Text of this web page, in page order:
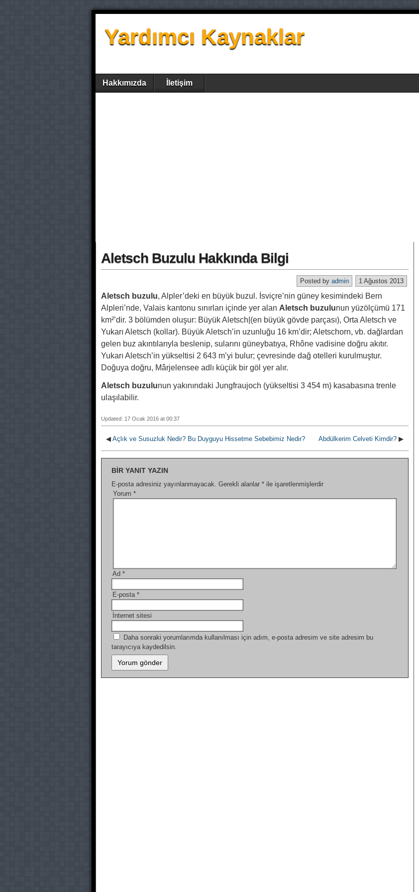
Yardımcı Kaynaklar
Hakkımızda İletişim
Aletsch Buzulu Hakkında Bilgi
1 Ağustos 2013
Posted by admin
Aletsch buzulu, Alpler’deki en büyük buzul. İsviçre’nin güney kesimindeki Bern
Alpleri’nde, Valais kantonu sınırları içinde yer alan Aletsch buzulunun yüzölçümü 171
km²’dir. 3 bölümden oluşur: Büyük Aletsch|(en büyük gövde parçası), Orta Aletsch ve
Yukarı Aletsch (kollar). Büyük Aletsch’in uzunluğu 16 km’dir; Aletschorn, vb. dağlardan
gelen buz akıntılarıyla beslenip, sularını güneybatıya, Rhône vadisine doğru akıtır.
Yukarı Aletsch’in yükseltisi 2 643 m’yi bulur; çevresinde dağ otelleri kurulmuştur.
Doğuya doğru, Mârjelensee adlı küçük bir göl yer alır.
Aletsch buzulunun yakınındaki Jungfraujoch (yükseltisi 3 454 m) kasabasına trenle
ulaşılabilir.
Updated: 17 Ocak 2016 at 00:37
◀ Açlık ve Susuzluk Nedir? Bu Duyguyu Hissetme Sebebimiz Nedir? Abdülkerim Celveti Kimdir? ▶
BIR YANIT YAZIN
E-posta adresiniz yayınlanmayacak. Gerekli alanlar * ile işaretlenmişlerdir
Yorum *
Ad *
E-posta *
İnternet sitesi
Daha sonraki yorumlarımda kullanılması için adım, e-posta adresim ve site adresim bu
tarayıcıya kaydedilsin.